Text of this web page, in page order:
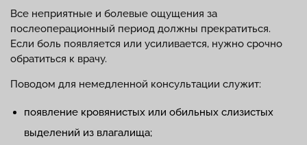
Все неприятные и болевые ощущения за
послеоперационный период должны прекратиться.
Если боль появляется или усиливается, нужно срочно
обратиться к врачу.
Поводом для немедленной консультации служит:
появление кровянистых или обильных слизистых
выделений из влагалища;